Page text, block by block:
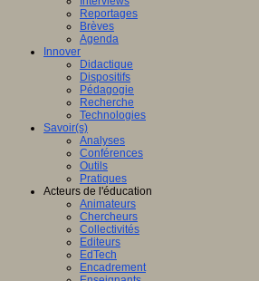
Reportages
Brèves
Agenda
Innover
Didactique
Dispositifs
Pédagogie
Recherche
Technologies
Savoir(s)
Analyses
Conférences
Outils
Pratiques
Acteurs de l'éducation
Animateurs
Chercheurs
Collectivités
Editeurs
EdTech
Encadrement